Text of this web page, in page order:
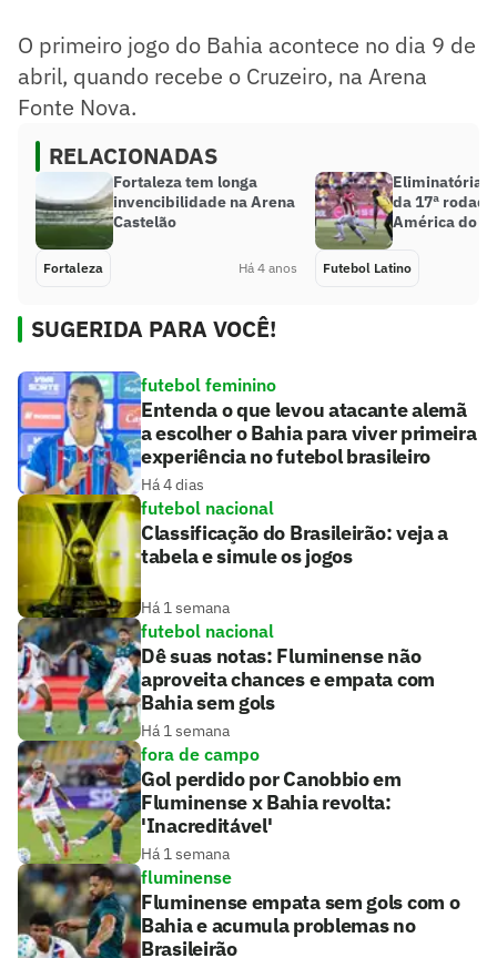
O primeiro jogo do Bahia acontece no dia 9 de
abril, quando recebe o Cruzeiro, na Arena
Fonte Nova.
RELACIONADAS
Fortaleza tem longa
invencibilidade na Arena
Castelão
Fortaleza Há 4 anos
Eliminatórias:
da 17ª
América do
Futebol Latino
SUGERIDA PARA VOCÊ!
futebol feminino
Entenda o que levou atacante alemã
a escolher o Bahia para viver primeira
experiência no futebol brasileiro
Há 4 dias
futebol nacional
Classificação do Brasileirão: veja a
tabela e simule os jogos
Há 1 semana
futebol nacional
Dê suas notas: Fluminense não
aproveita chances e empata com
Bahia sem gols
Há 1 semana
fora de campo
Gol perdido por Canobbio em
Fluminense x Bahia revolta:
'Inacreditável'
Há 1 semana
fluminense
Fluminense empata sem gols com o
Bahia e acumula problemas no
Brasileirão